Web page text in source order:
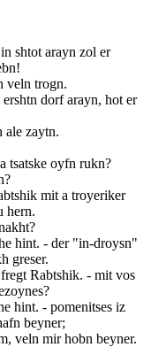
shtot arayn zol er
veln trogn.
dorf arayn, hot er
ale zaytn.
tsatske oyfn rukn?
mit a troyeriker
hern.
hint. - der "in-droysn"
greser.
Rabtshik. - mit vos
hint. - pomenitses iz
beyner;
veln mir hobn beyner.